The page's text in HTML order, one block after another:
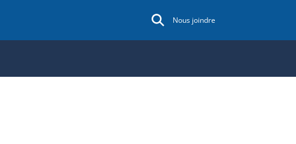
Nous joindre